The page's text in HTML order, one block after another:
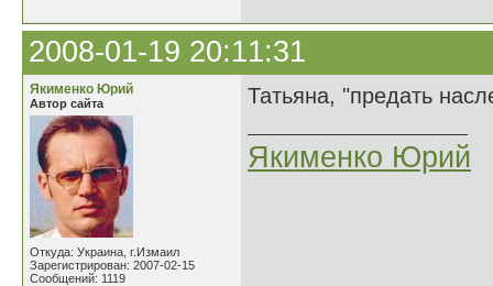
2008-01-19 20:11:31
Якименко Юрий
Автор сайта
Откуда: Украина, г.Измаил
Зарегистрирован: 2007-02-15
Сообщений: 1119
Татьяна, "предать
Якименко Юрий